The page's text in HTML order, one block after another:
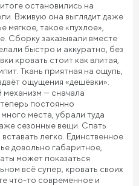
остановились на
Вживую она выглядит даже
мягкое, такое «пухлое»,
Сборку заказывали вместе
быстро и аккуратно, без
кровать стоит как влитая,
Ткань приятная на ощупь,
ощущения «дешёвки».
— сначала
постоянно
места, убрали туда
сезонные вещи. Спать
легко. Единственное
довольно габаритное,
может показаться
всё супер, кровать своих
что-то современное и